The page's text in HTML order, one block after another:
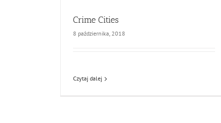
Crime Cities
8 października, 2018
Czytaj dalej